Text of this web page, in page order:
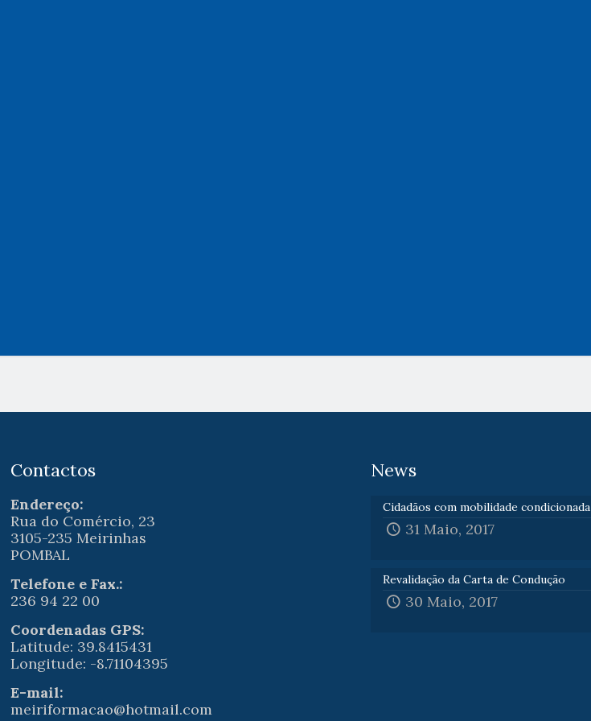
Contactos
Endereço:
Rua do Comércio, 23
3105-235 Meirinhas
POMBAL
Telefone e Fax.:
236 94 22 00
Coordenadas GPS:
Latitude: 39.8415431
Longitude: -8.71104395
E-mail:
meiriformacao@hotmail.com
News
Cidadãos com mobilidade condicionada
31 Maio, 2017
Revalidação da Carta de Condução
30 Maio, 2017